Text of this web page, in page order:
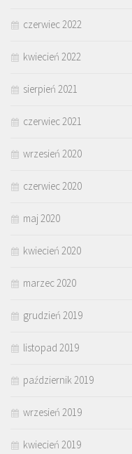
czerwiec 2022
kwiecień 2022
sierpień 2021
czerwiec 2021
wrzesień 2020
czerwiec 2020
maj 2020
kwiecień 2020
marzec 2020
grudzień 2019
listopad 2019
październik 2019
wrzesień 2019
kwiecień 2019